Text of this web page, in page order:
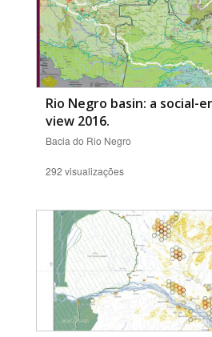
Rio Negro basin: a social-
view 2016.
Bacia do Rio Negro
292 visualizações